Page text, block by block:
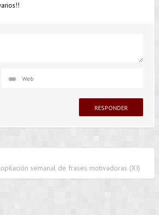
semanal de frases motivadoras (XI)